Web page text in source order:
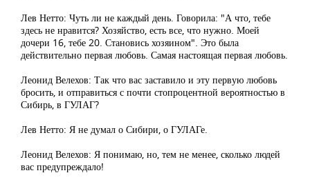
Лев Нетто: Чуть ли не каждый день. Говорила: "А что, тебе
здесь не нравится? Хозяйство, есть все, что нужно. Моей
дочери 16, тебе 20. Становись хозяином". Это была
действительно первая любовь. Самая настоящая первая любовь.
Леонид Велехов: Так что вас заставило и эту первую любовь
бросить, и отправиться с почти стопроцентной вероятностью в
Сибирь, в ГУЛАГ?
Лев Нетто: Я не думал о Сибири, о ГУЛАГе.
Леонид Велехов: Я понимаю, но, тем не менее, сколько людей
вас предупреждало!